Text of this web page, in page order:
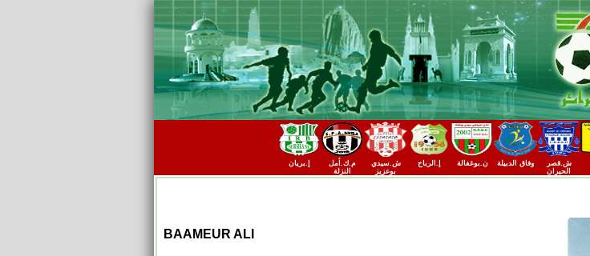
ش.قصر
الحيران
وفاق الدبيلة ن.بوغفالة إ.الرباح
ش.سيدي
بوعزيز
م.ك.أمل
النزلة
إ.بريان
BAAMEUR ALI